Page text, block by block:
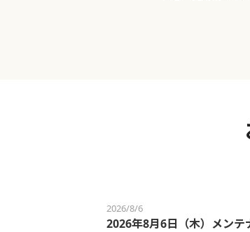
2026/8/6
2026年8月6日（木）メンテ